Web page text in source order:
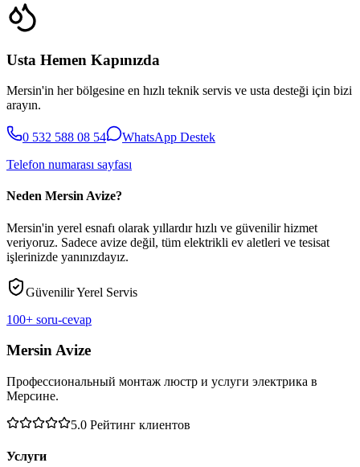
Usta Hemen Kapınızda
Mersin'in her bölgesine en hızlı teknik servis ve usta desteği için bizi
arayın.
0 532 588 08 54
WhatsApp Destek
Telefon numarası sayfası
Neden Mersin Avize?
Mersin'in yerel esnafı olarak yıllardır hızlı ve güvenilir hizmet
veriyoruz. Sadece avize değil, tüm elektrikli ev aletleri ve tesisat
işlerinizde yanınızdayız.
Güvenilir Yerel Servis
100+ soru-cevap
Mersin Avize
Профессиональный монтаж люстр и услуги электрика в
Мерсине.
5.0 Рейтинг клиентов
Услуги